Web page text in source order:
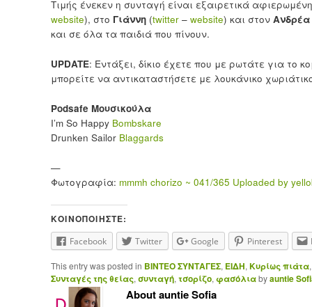
Τιμής ένεκεν η συνταγή είναι εξαιρετικά
website), στο Γιάννη(twitter – website) και στον Ανδρέα
και σε όλα τα παιδιά που πίνουν.
UPDATE: Εντάξει, δίκιο έχετε που με ρωτάτε για το
μπορείτε να αντικαταστήσετε με λουκάνικο
Podsafe Μουσικούλα
I’m So Happy Bombskare
Drunken Sailor Blaggards
—
Φωτογραφία: mmmh chorizo ~ 041/365 Uploaded by
ΚΟΙΝΟΠΟΙΉΣΤΕ:
Facebook Twitter Google Pinterest
This entry was posted in ΒΙΝΤΕΟ ΣΥΝΤΑΓΕΣ, ΕΙΔΗ, Κυρίως πιάτα
Συνταγές της θείας, συνταγή, τσορίζο, φασόλιαbyauntie
About auntie Sofia